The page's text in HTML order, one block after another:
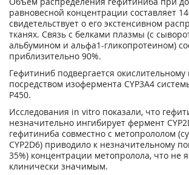
равновесной концентрации составляет
свидетельствует о его экстенсивном
тканях. Связь с белками плазмы (с
альбумином и альфа1-гликопротеином)
приблизительно 90%.
Гефитиниб подвергается
посредством изофермента CYP3A4
Р450.
Исследования in vitro показали, что
незначительно ингибирует фермент
гефитиниба совместно с метопрололом
CYP2D6) приводило к незначительному
35%) концентрации метопролола, что не
клинически значимым.